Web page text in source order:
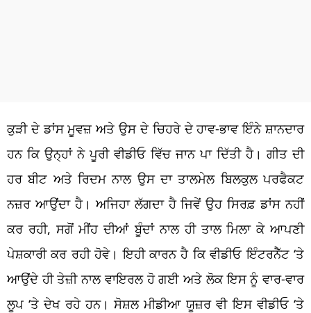
ਕੁੜੀ ਦੇ ਡਾਂਸ ਮੂਵਜ਼ ਅਤੇ ਉਸ ਦੇ ਚਿਹਰੇ ਦੇ ਹਾਵ-ਭਾਵ ਇੰਨੇ ਸ਼ਾਨਦਾਰ
ਹਨ ਕਿ ਉਨ੍ਹਾਂ ਨੇ ਪੂਰੀ ਵੀਡੀਓ ਵਿੱਚ ਜਾਨ ਪਾ ਦਿੱਤੀ ਹੈ। ਗੀਤ ਦੀ
ਹਰ ਬੀਟ ਅਤੇ ਰਿਦਮ ਨਾਲ ਉਸ ਦਾ ਤਾਲਮੇਲ ਬਿਲਕੁਲ ਪਰਫੈਕਟ
ਨਜ਼ਰ ਆਉਂਦਾ ਹੈ। ਅਜਿਹਾ ਲੱਗਦਾ ਹੈ ਜਿਵੇਂ ਉਹ ਸਿਰਫ਼ ਡਾਂਸ ਨਹੀਂ
ਕਰ ਰਹੀ, ਸਗੋਂ ਮੀਂਹ ਦੀਆਂ ਬੂੰਦਾਂ ਨਾਲ ਹੀ ਤਾਲ ਮਿਲਾ ਕੇ ਆਪਣੀ
ਪੇਸ਼ਕਾਰੀ ਕਰ ਰਹੀ ਹੋਵੇ। ਇਹੀ ਕਾਰਨ ਹੈ ਕਿ ਵੀਡੀਓ ਇੰਟਰਨੈੱਟ ‘ਤੇ
ਆਉਂਦੇ ਹੀ ਤੇਜ਼ੀ ਨਾਲ ਵਾਇਰਲ ਹੋ ਗਈ ਅਤੇ ਲੋਕ ਇਸ ਨੂੰ ਵਾਰ-ਵਾਰ
ਲੂਪ ‘ਤੇ ਦੇਖ ਰਹੇ ਹਨ। ਸੋਸ਼ਲ ਮੀਡੀਆ ਯੂਜ਼ਰ ਵੀ ਇਸ ਵੀਡੀਓ ‘ਤੇ